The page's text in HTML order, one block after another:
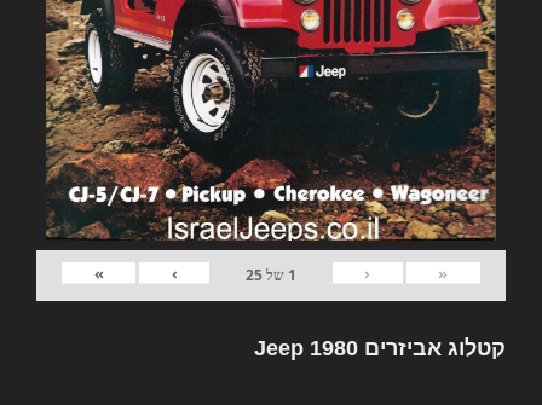
«
‹
1 של25
›
»
קטלוג אביזרים Jeep 1980